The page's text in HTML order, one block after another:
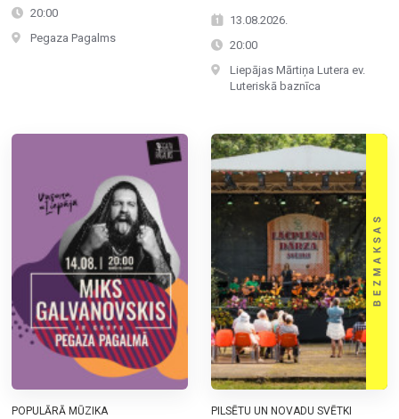
20:00
Pegaza Pagalms
13.08.2026.
20:00
Liepājas Mārtiņa Lutera ev.
Luteriskā baznīca
POPULĀRĀ MŪZIKA PILSĒTU UN NOVADU SVĒTKI